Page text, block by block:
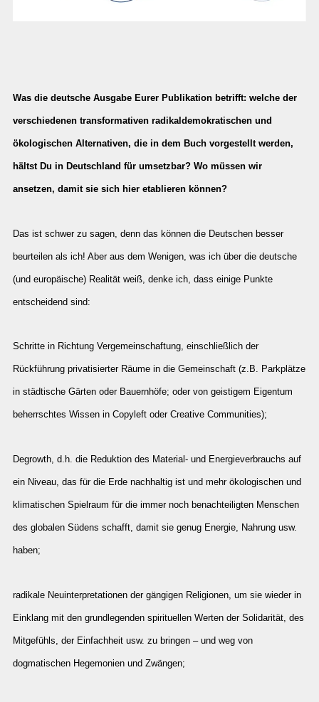
Was die deutsche Ausgabe Eurer Publikation betrifft: welche der
verschiedenen transformativen radikaldemokratischen und
ökologischen Alternativen, die in dem Buch vorgestellt werden,
hältst Du in Deutschland für umsetzbar? Wo müssen wir
ansetzen, damit sie sich hier etablieren können?
Das ist schwer zu sagen, denn das können die Deutschen besser
beurteilen als ich! Aber aus dem Wenigen, was ich über die deutsche
(und europäische) Realität weiß, denke ich, dass einige Punkte
entscheidend sind:
Schritte in Richtung Vergemeinschaftung, einschließlich der
Rückführung privatisierter Räume in die Gemeinschaft (z.B. Parkplätze
in städtische Gärten oder Bauernhöfe; oder von geistigem Eigentum
beherrschtes Wissen in Copyleft oder Creative Communities);
Degrowth, d.h. die Reduktion des Material- und Energieverbrauchs auf
ein Niveau, das für die Erde nachhaltig ist und mehr ökologischen und
klimatischen Spielraum für die immer noch benachteiligten Menschen
des globalen Südens schafft, damit sie genug Energie, Nahrung usw.
haben;
radikale Neuinterpretationen der gängigen Religionen, um sie wieder in
Einklang mit den grundlegenden spirituellen Werten der Solidarität, des
Mitgefühls, der Einfachheit usw. zu bringen – und weg von
dogmatischen Hegemonien und Zwängen;